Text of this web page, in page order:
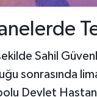
Sahil
sonrasında
Devlet